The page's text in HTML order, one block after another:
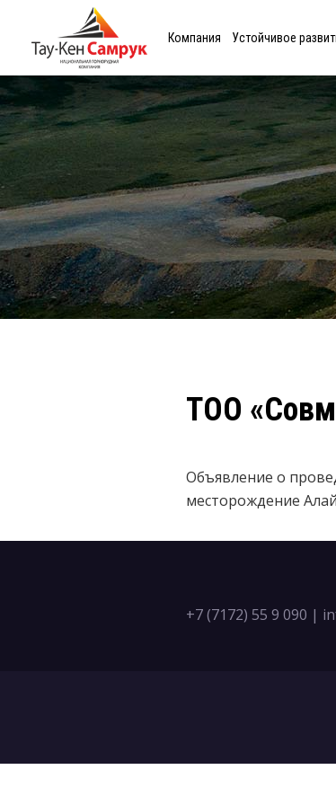
Компания Устойчивое
ТОО
Объявление о
месторождение
+7 (7172) 55 9 090 |